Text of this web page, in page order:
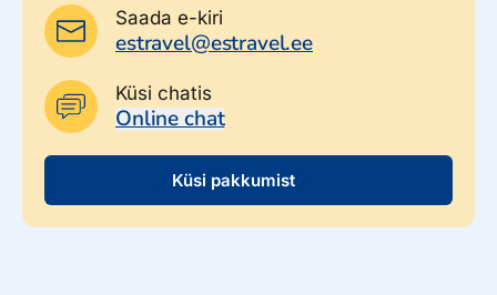
Kell 18.00 šampanjaga vastuvõtt Lobby Lounge’is.
Kell 19.00 laua taha istumine restoranis.
Kell 19.30 maitseelamuste serveerimise algus.
Saada e-kiri
estravel@estravel.ee
Küsi chatis
Online chat
Küsi pakkumist